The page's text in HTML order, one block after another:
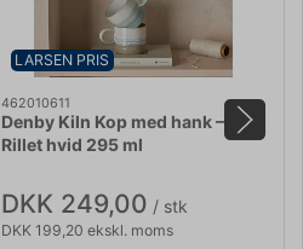
LARSEN PRIS
462010611
Denby Kiln Kop med hank –
Rillet hvid 295 ml
DKK 249,00 / stk
DKK 199,20 ekskl. moms